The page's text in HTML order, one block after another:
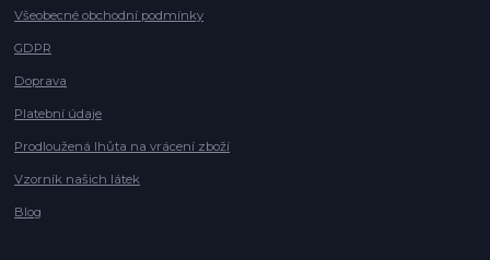
Všeobecné obchodní podmínky
GDPR
Doprava
Platební údaje
Prodloužená lhůta na vrácení zboží
Vzorník našich látek
Blog